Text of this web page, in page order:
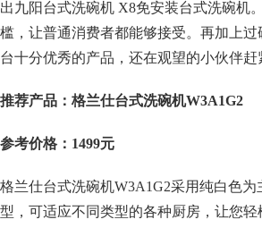
出九阳台式洗碗机 X8免安装台式洗碗机
槛，让普通消费者都能够接受。再加上
台十分优秀的产品，还在观望的小伙伴赶
推荐产品：格兰仕台式洗碗机W3A1G2
参考价格：1499元
格兰仕台式洗碗机W3A1G2采用纯白色
型，可适应不同类型的各种厨房，让您